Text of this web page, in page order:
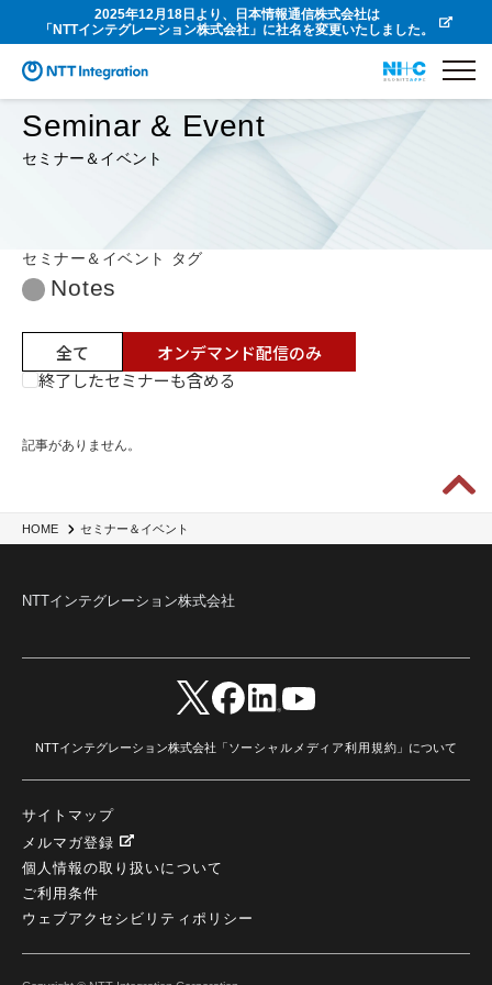
2025年12月18日より、日本情報通信株式会社は
「NTTインテグレーション株式会社」に社名を変更いたしました。
Seminar & Event
セミナー＆イベント
HOME セミナー＆イベント
セミナー＆イベント タグ
Notes
全て
オンデマンド配信のみ
終了したセミナーも含める
記事がありません。
NTTインテグレーション株式会社
NTTインテグレーション株式会社「ソーシャルメディア利用規約 」について
サイトマップ
メルマガ登録
個人情報の取り扱いについて
ご利用条件
ウェブアクセシビリティポリシー